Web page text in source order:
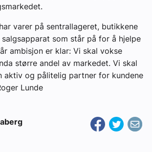
varer på sentrallageret, butikkene
som står på for å hjelpe
ambisjon er klar: Vi skal vokse
større andel av markedet. Vi skal
og pålitelig partner for kundene
Lunde